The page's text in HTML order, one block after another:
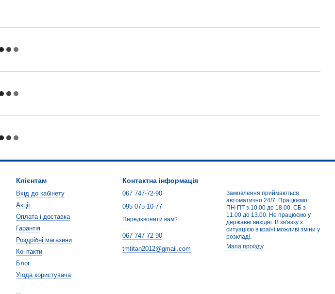
Клієнтам
Вхід до кабінету
Акції
Оплата і доставка
Гарантія
Роздрібні магазини
Контакти
Блог
Угода користувача
Контактна інформація
067 747-72-90
095 075-10-77
Передзвонити вам?
067 747-72-90
tmtitan2012@gmail.com
Замовлення приймаються
автоматично 24/7. Працюємо:
ПН-ПТ з 10.00 до 18.00. СБ з
11.00 до 13.00. Не працюємо у
державні вихідні. В зв'язку з
ситуацією в країні можливі зміни у
розкладі.
Мапа проїзду